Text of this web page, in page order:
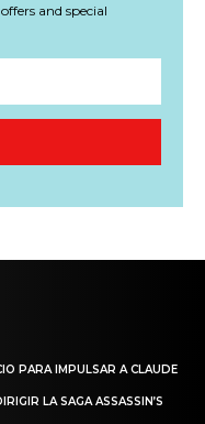
and special
PARA IMPULSAR A CLAUDE
LA SAGA ASSASSIN’S